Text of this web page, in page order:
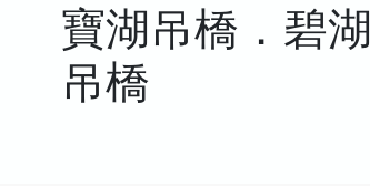
寶湖吊橋．碧湖
吊橋